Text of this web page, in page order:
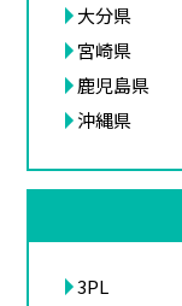
大分県
宮崎県
鹿児島県
沖縄県
3PL